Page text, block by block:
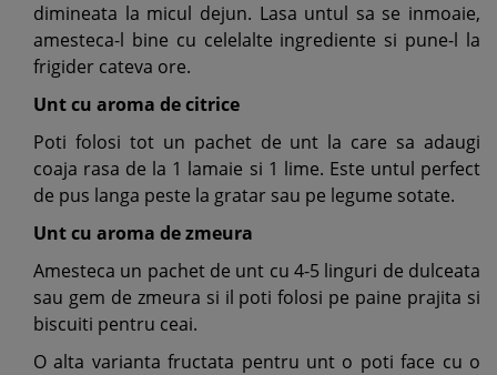
dimineata la micul dejun. Lasa untul sa se inmoaie,
amesteca-l bine cu celelalte ingrediente si pune-l la
frigider cateva ore.
Unt cu aroma de citrice
Poti folosi tot un pachet de unt la care sa adaugi
coaja rasa de la 1 lamaie si 1 lime. Este untul perfect
de pus langa peste la gratar sau pe legume sotate.
Unt cu aroma de zmeura
Amesteca un pachet de unt cu 4-5 linguri de dulceata
sau gem de zmeura si il poti folosi pe paine prajita si
biscuiti pentru ceai.
O alta varianta fructata pentru unt o poti face cu o